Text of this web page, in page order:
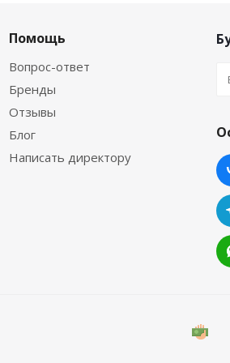
Помощь
Вопрос-ответ
Бренды
Отзывы
Блог
Написать директору